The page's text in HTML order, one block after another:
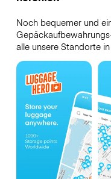
Noch bequemer und
alle unsere Standorte